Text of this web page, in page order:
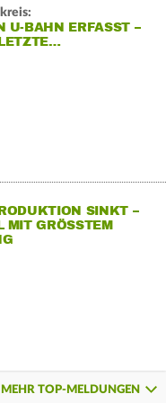
U-BAHN ERFASST –
SINKT –
GRÖSSTEM R
MEHR TOP-MELDUNGEN